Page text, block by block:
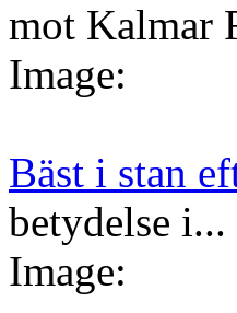
mot Kalmar
Image:
Bäst i stan
betydelse i...
Image: